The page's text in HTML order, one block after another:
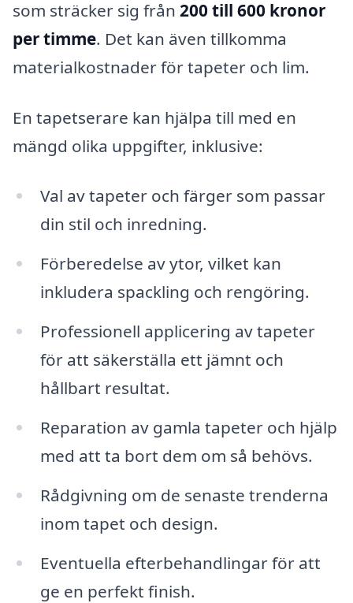
som sträcker sig från 200 till 600 kronor
per timme. Det kan även tillkomma
materialkostnader för tapeter och lim.
En tapetserare kan hjälpa till med en
mängd olika uppgifter, inklusive:
Val av tapeter och färger som passar
din stil och inredning.
Förberedelse av ytor, vilket kan
inkludera spackling och rengöring.
Professionell applicering av tapeter
för att säkerställa ett jämnt och
hållbart resultat.
Reparation av gamla tapeter och hjälp
med att ta bort dem om så behövs.
Rådgivning om de senaste trenderna
inom tapet och design.
Eventuella efterbehandlingar för att
ge en perfekt finish.